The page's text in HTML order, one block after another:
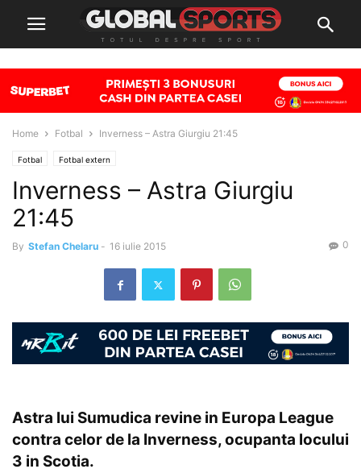
Home Fotbal Inverness – Astra Giurgiu 21:45
Fotbal Fotbal extern
Inverness – Astra Giurgiu
21:45
By Stefan Chelaru - 16 iulie 2015 0
Astra lui Sumudica revine in Europa League
contra celor de la Inverness, ocupanta locului
3 in Scotia.